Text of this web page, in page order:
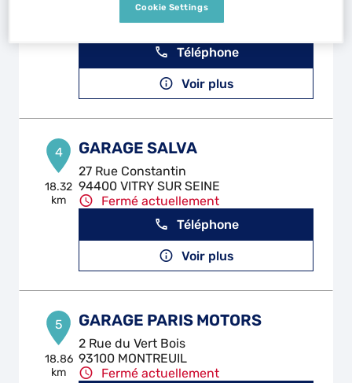
95100 ARGENTEUIL
Téléphone
Voir plus
4
18.32
km
GARAGE SALVA
27 Rue Constantin
94400 VITRY SUR SEINE
Fermé actuellement
Téléphone
Voir plus
5
18.86
km
GARAGE PARIS MOTORS
2 Rue du Vert Bois
93100 MONTREUIL
Fermé actuellement
Cookie Settings